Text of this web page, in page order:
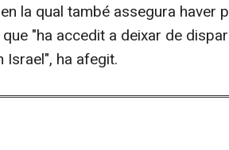
la qual també assegura haver
"ha accedit a deixar de
Israel", ha afegit.